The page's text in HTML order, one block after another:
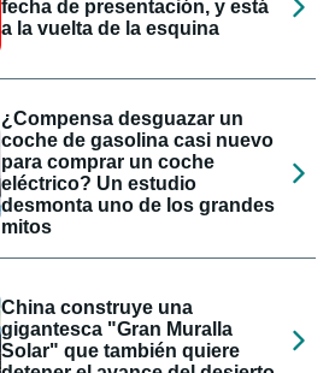
fecha de presentación, y está
a la vuelta de la esquina
¿Compensa desguazar un
coche de gasolina casi nuevo
para comprar un coche
eléctrico? Un estudio
desmonta uno de los grandes
mitos
China construye una
gigantesca "Gran Muralla
Solar" que también quiere